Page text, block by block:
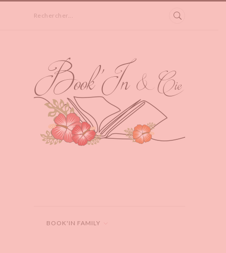
Rechercher...
BOOK'IN FAMILY